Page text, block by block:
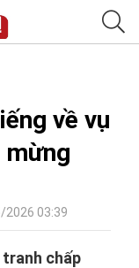
về vụ
mừng
2026 03:39
tranh chấp